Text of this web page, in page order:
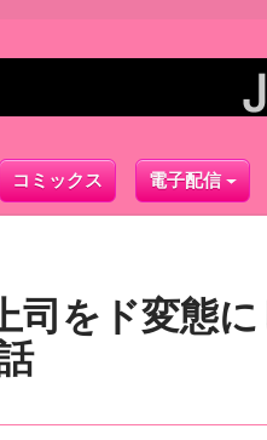
コミックス 電子配信
司をド変態